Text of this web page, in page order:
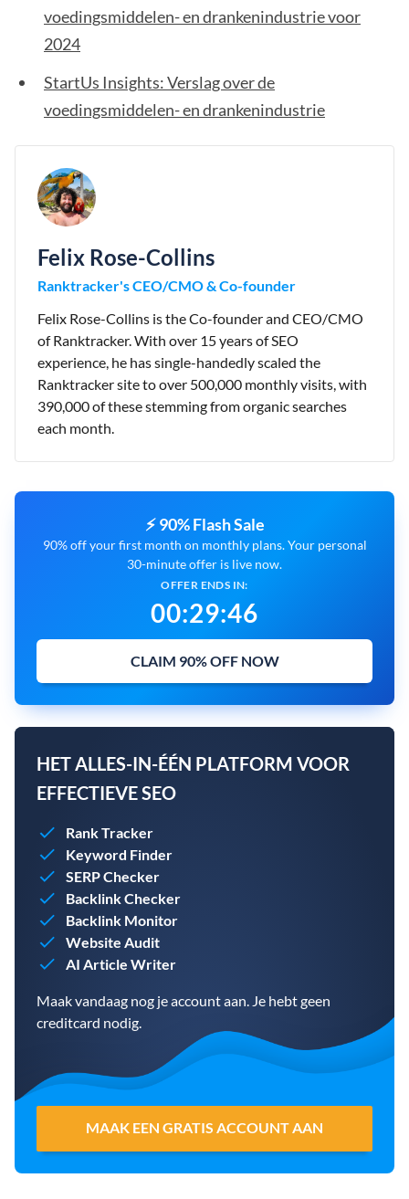
voedingsmiddelen- en drankenindustrie voor
2024
StartUs Insights: Verslag over de
voedingsmiddelen- en drankenindustrie
Felix Rose-Collins
Ranktracker's CEO/CMO & Co-founder
Felix Rose-Collins is the Co-founder and CEO/CMO
of Ranktracker. With over 15 years of SEO
experience, he has single-handedly scaled the
Ranktracker site to over 500,000 monthly visits, with
390,000 of these stemming from organic searches
each month.
⚡ 90% Flash Sale
90% off your first month on monthly plans. Your personal
30-minute offer is live now.
OFFER ENDS IN:
00:29:45
CLAIM 90% OFF NOW
HET ALLES-IN-ÉÉN PLATFORM VOOR
EFFECTIEVE SEO
Rank Tracker
Keyword Finder
SERP Checker
Backlink Checker
Backlink Monitor
Website Audit
AI Article Writer
Maak vandaag nog je account aan. Je hebt geen
creditcard nodig.
MAAK EEN GRATIS ACCOUNT AAN